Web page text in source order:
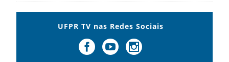
UFPR TV nas Redes Sociais